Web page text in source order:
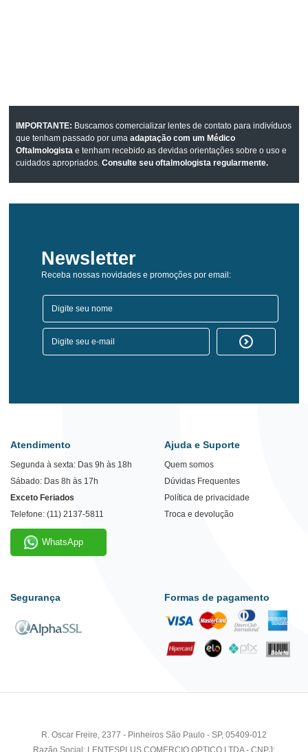
IMPORTANTE: Buscamos comercializar lentes de contato para indivíduos
que tenham passado por umaadaptação com um Médico
Oftalmologista e tenham recebido as devidas orientações sobre o uso e
cuidados apropriados.Consulte seu oftalmologista regularmente.
Newsletter
Receba nossas novidades e promoções por email:
Atendimento
Segunda à sexta: Das 9h às 18h
Sábado: Das 8h às 17h
Exceto Feriados
Telefone: (11) 2137-5811
WhatsApp
Ajuda e Suporte
Quem somos
Dúvidas Frequentes
Política de privacidade
Troca e devolução
Segurança Formas de pagamento
R. Oscar Freire, 2377 - Pinheiros São Paulo - SP, 05409-012
Razão Social: LENTESPLUS COMERCIO OPTICO LTDA - CNPJ: